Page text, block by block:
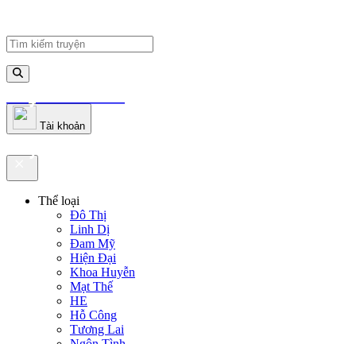
truyenfullz.com
Tài khoản
truyenfullz.com
Thể loại
Đô Thị
Linh Dị
Đam Mỹ
Hiện Đại
Khoa Huyễn
Mạt Thế
HE
Hỗ Công
Tương Lai